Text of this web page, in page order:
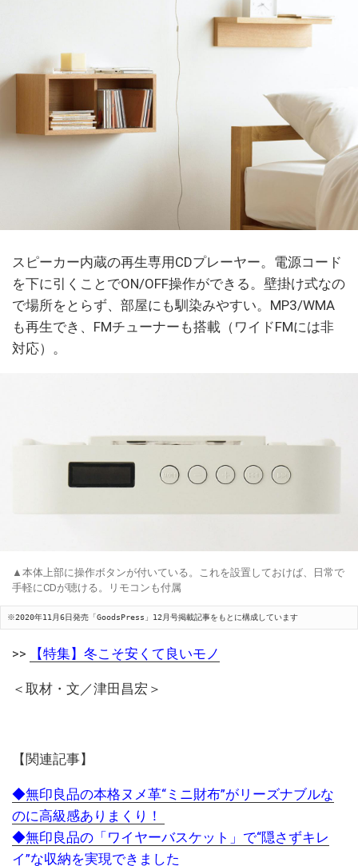
スピーカー内蔵の再生専用CDプレーヤー。電源コード
を下に引くことでON/OFF操作ができる。壁掛け式なの
で場所をとらず、部屋にも馴染みやすい。MP3/WMA
も再生でき、FMチューナーも搭載（ワイドFMには非
対応）。
▲本体上部に操作ボタンが付いている。これを設置しておけば、日常で
手軽にCDが聴ける。リモコンも付属
※2020年11月6日発売「GoodsPress」12月号掲載記事をもとに構成しています
>> 【特集】冬こそ安くて良いモノ
＜取材・文／津田昌宏＞
【関連記事】
◆無印良品の本格ヌメ革“ミニ財布”がリーズナブルな
のに高級感ありまくり！
◆無印良品の「ワイヤーバスケット」で“隠さずキレ
イ”な収納を実現できました